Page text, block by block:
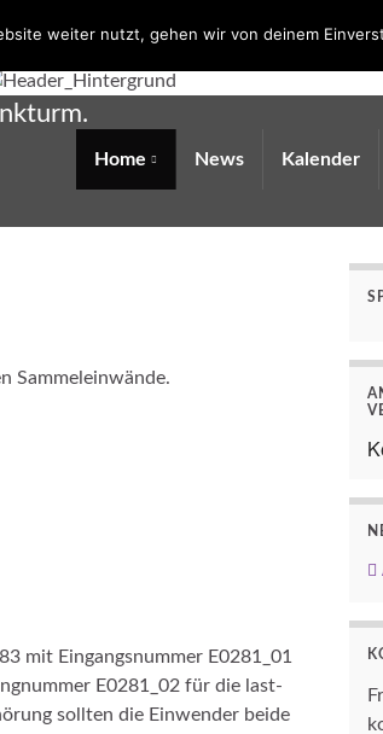
Home News Kalender
Sammeleinwände.
mit Eingangsnummer E0281_01
E0281_02 für die last-
sollten die Einwender beide
weiter nutzt, gehen wir von deinem